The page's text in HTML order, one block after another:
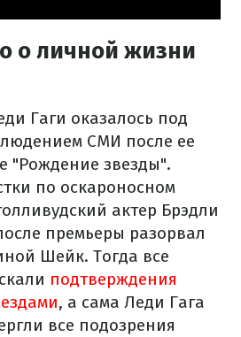
о личной жизни
Гаги оказалось под
СМИ после ее
"Рождение звезды".
по оскароносном
актер Брэдли
премьеры разорвал
Шейк. Тогда все
подтверждения
, а сама Леди Гага
все подозрения